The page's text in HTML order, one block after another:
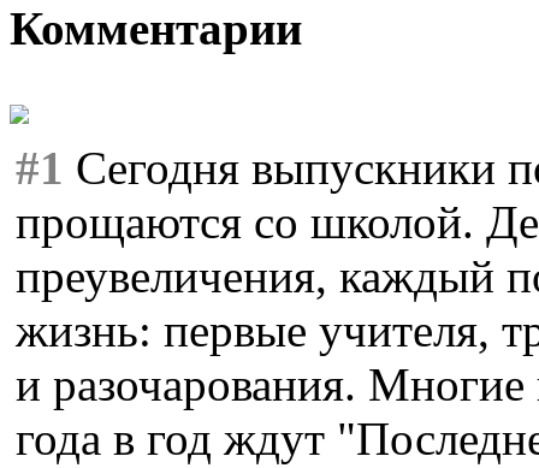
Комментарии
#1 Сегодня выпускники
прощаются со школой.
преувеличения, каждый
жизнь: первые учителя,
и разочарования. Многие
года в год ждут